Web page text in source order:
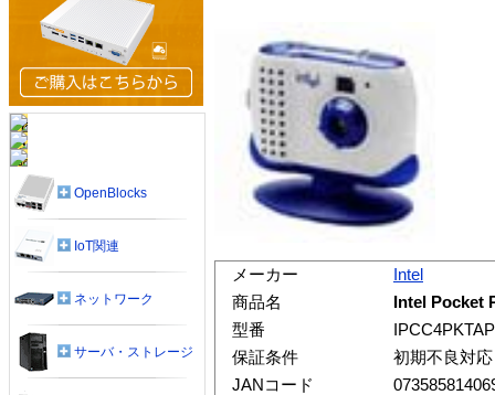
メーカー
Intel
商品名
Intel Pocket
型番
IPCC4PKTAP
保証条件
初期不良対
JANコード
OpenBlocks
IoT関連
ネットワーク
サーバ・ストレージ